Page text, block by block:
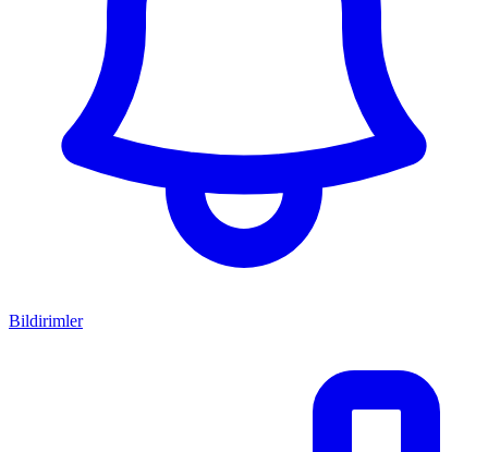
Bildirimler